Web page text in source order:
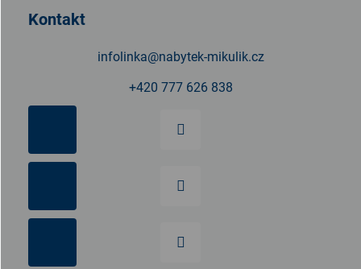
Kontakt
infolinka@nabytek-mikulik.cz
+420 777 626 838